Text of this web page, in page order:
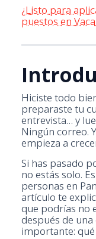
¿Listo para
puestos en
Hiciste todo
preparaste tu
entrevista… y
Ningún correo.
empieza a
Si has pasado
no estás solo.
personas en
artículo te
que podrías no
después de
importante: